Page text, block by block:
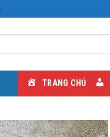
TRANG CHỦ